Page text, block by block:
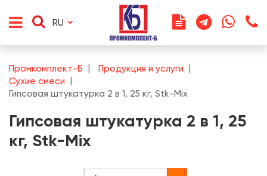
RU
Промкомплект-Б
Продукция и услуги
Сухие смеси
Гипсовая штукатурка 2 в 1, 25 кг, Stk-Mix
Гипсовая штукатурка 2 в 1, 25
кг, Stk-Mix